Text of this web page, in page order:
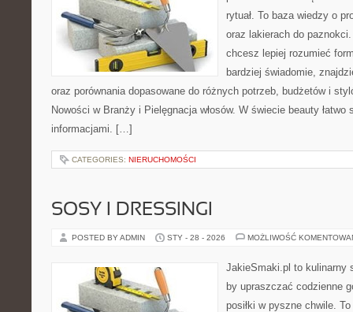
rytuał. To baza wiedzy o
oraz lakierach do
chcesz lepiej rozumieć
bardziej świadomie,
oraz porównania dopasowane do różnych potrzeb, budżetów i
Nowości w Branży i Pielęgnacja włosów. W świecie beauty łatwo
informacjami. […]
CATEGORIES: NIERUCHOMOŚCI
SOSY I DRESSINGI
POSTED BY ADMIN STY - 28 - 2026 MOŻLIWOŚĆ
JakieSmaki.pl to kulinarny
by upraszczać codzienne
posiłki w pyszne chwile.